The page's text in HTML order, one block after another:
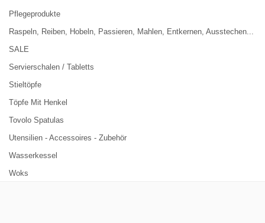
Pflegeprodukte
Raspeln, Reiben, Hobeln, Passieren, Mahlen, Entkernen, Ausstechen...
SALE
Servierschalen / Tabletts
Stieltöpfe
Töpfe Mit Henkel
Tovolo Spatulas
Utensilien - Accessoires - Zubehör
Wasserkessel
Woks